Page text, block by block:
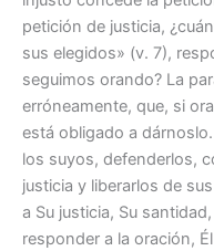
petición de justicia,
sus elegidos» (v. 7),
seguimos orando? La
erróneamente, que, si
está obligado a
los suyos, defenderlos,
justicia y liberarlos de
a Su justicia, Su
responder a la oración,